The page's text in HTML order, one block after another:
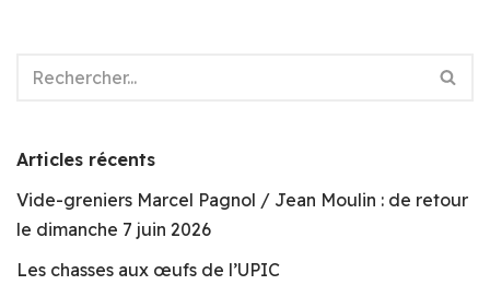
Articles récents
Vide-greniers Marcel Pagnol / Jean Moulin : de retour
le dimanche 7 juin 2026
Les chasses aux œufs de l’UPIC